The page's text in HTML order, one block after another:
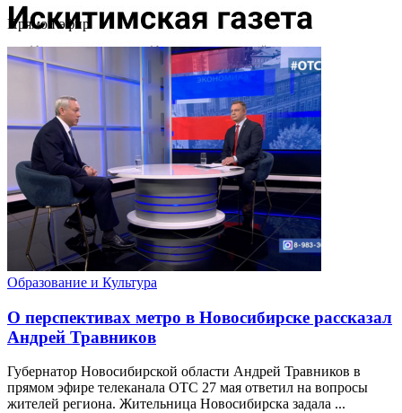
Прямой эфир
Образование и Культура
О перспективах метро в Новосибирске рассказал
Андрей Травников
Губернатор Новосибирской области Андрей Травников в
прямом эфире телеканала ОТС 27 мая ответил на вопросы
жителей региона. Жительница Новосибирска задала ...